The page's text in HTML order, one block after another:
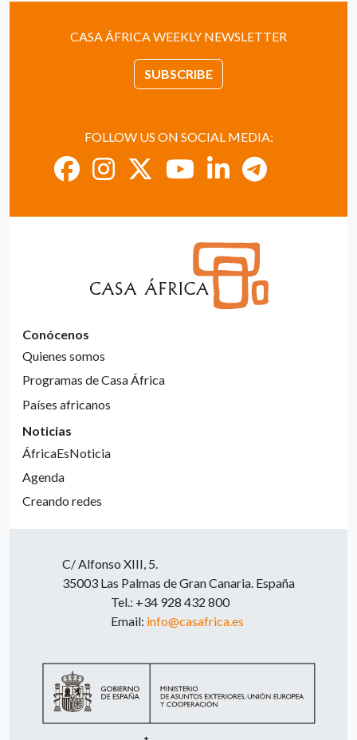
CASA ÁFRICA WEEKLY NEWSLETTER
SUBSCRIBE
FOLLOW US ON SOCIAL MEDIA:
Conócenos
Quienes somos
Programas de Casa África
Países africanos
Noticias
ÁfricaEsNoticia
Agenda
Creando redes
C/ Alfonso XIII, 5.
35003 Las Palmas de Gran Canaria. España
Tel.: +34 928 432 800
Email: info@casafrica.es